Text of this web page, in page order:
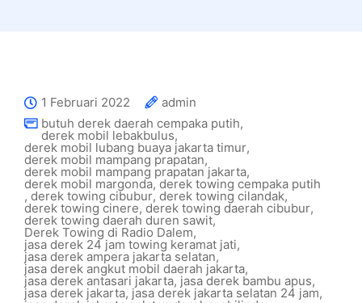
1 Februari 2022
admin
butuh derek daerah cempaka putih,
derek mobil lebakbulus,
derek mobil lubang buaya jakarta timur,
derek mobil mampang prapatan,
derek mobil mampang prapatan jakarta,
derek mobil margonda,derek towing cempaka putih
, derek towing cibubur, derek towing cilandak,
derek towing cinere, derek towing daerah cibubur,
derek towing daerah duren sawit,
Derek Towing di Radio Dalem,
jasa derek 24 jam towing keramat jati,
jasa derek ampera jakarta selatan,
jasa derek angkut mobil daerah jakarta,
jasa derek antasari jakarta, jasa derek bambu apus,
jasa derek jakarta, jasa derek jakarta selatan 24 jam,